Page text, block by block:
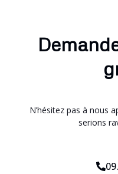
N’hésitez pas à nous
serions